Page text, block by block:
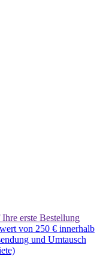
erste Bestellung
von 250 € innerhalb
und Umtausch